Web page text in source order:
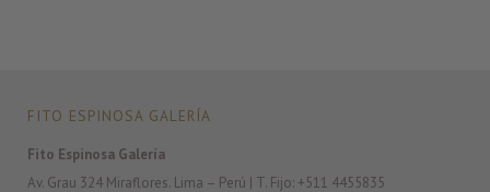
FITO ESPINOSA GALERÍA
Fito Espinosa Galería
Av. Grau 324 Miraflores. Lima – Perú | T. Fijo: +511 4455835